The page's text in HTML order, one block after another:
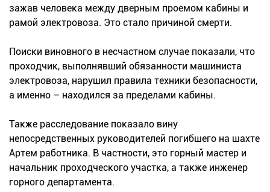
зажав человека между дверным проемом кабины и
рамой электровоза. Это стало причиной смерти.
Поиски виновного в несчастном случае показали, что
проходчик, выполнявший обязанности машиниста
электровоза, нарушил правила техники безопасности,
а именно – находился за пределами кабины.
Также расследование показало вину
непосредственных руководителей погибшего на шахте
Артем работника. В частности, это горный мастер и
начальник проходческого участка, а также инженер
горного департамента.